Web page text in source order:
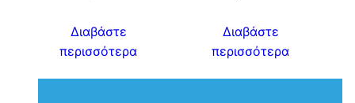
Διαβάστε
περισσότερα
Διαβάστε
περισσότερα